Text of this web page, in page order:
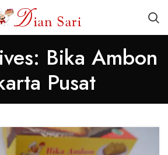
Bika Ambon
Pusat